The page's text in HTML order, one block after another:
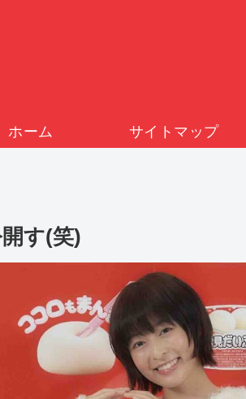
ホーム サイトマップ
す(笑)